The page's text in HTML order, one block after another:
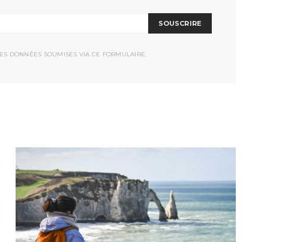
SOUSCRIRE
DONNÉES SOUMISES VIA CE FORMULAIRE.